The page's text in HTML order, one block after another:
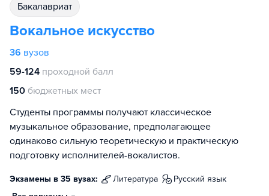
бакалавриат
Вокальное искусство
36 вузов
59-124 проходной балл
150 бюджетных мест
Студенты программы получают классическое
музыкальное образование, предполагающее
одинаково сильную теоретическую и практическую
подготовку исполнителей-вокалистов.
Экзамены в 35 вузах: литература
русский язык